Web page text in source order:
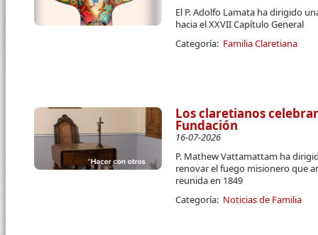
El P. Adolfo Lamata ha dirigido
hacia el XXVII Capítulo General
Categoría: Familia Claretiana
Los claretianos
Fundación
16-07-2026
P. Mathew Vattamattam ha
renovar el fuego misionero que
reunida en 1849
Categoría: Noticias de Familia